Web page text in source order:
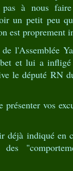
pas à nous
un petit peu
est proprement
l'Assemblée
et lui a
le député RN
présenter vos
indiqué en